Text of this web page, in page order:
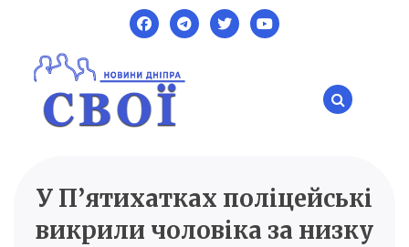
content
SVOI.DP.UA
Новини Дніпра
У П’ятихатках поліцейські
викрили чоловіка за низку